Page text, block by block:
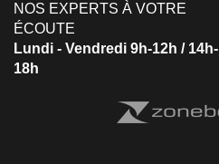
NOS EXPERTS À VOTRE
ÉCOUTE
Lundi - Vendredi 9h-12h / 14h-
18h